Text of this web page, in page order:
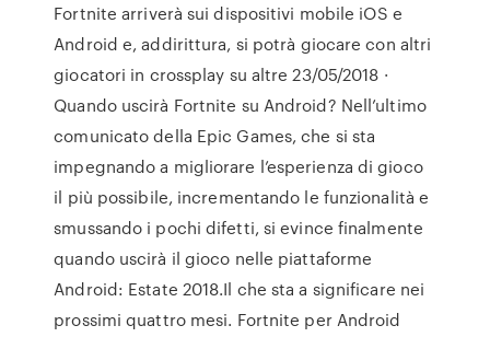
Fortnite arriverà sui dispositivi mobile iOS e
Android e, addirittura, si potrà giocare con altri
giocatori in crossplay su altre 23/05/2018 ·
Quando uscirà Fortnite su Android? Nell’ultimo
comunicato della Epic Games, che si sta
impegnando a migliorare l’esperienza di gioco
il più possibile, incrementando le funzionalità e
smussando i pochi difetti, si evince finalmente
quando uscirà il gioco nelle piattaforme
Android: Estate 2018.Il che sta a significare nei
prossimi quattro mesi. Fortnite per Android